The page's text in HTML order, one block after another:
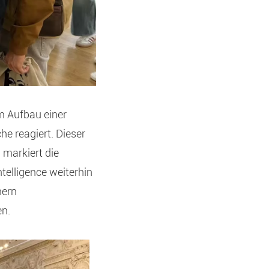
Aufbau einer
reagiert. Dieser
die
weiterhin